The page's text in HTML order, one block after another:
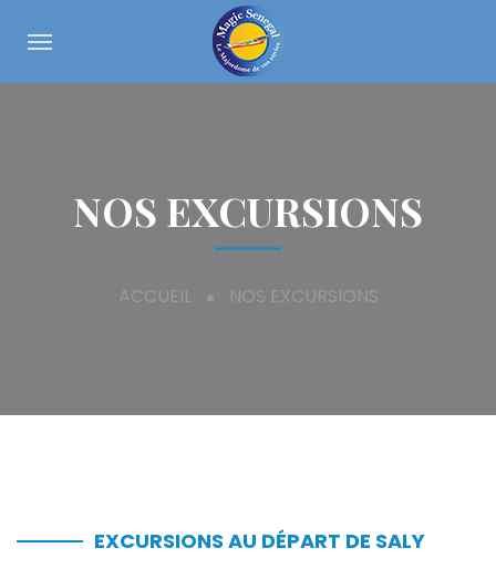
NOS EXCURSIONS
ACCUEIL NOS EXCURSIONS
EXCURSIONS AU DÉPART DE SALY